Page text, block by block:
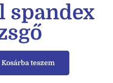
spandex
Kosárba teszem